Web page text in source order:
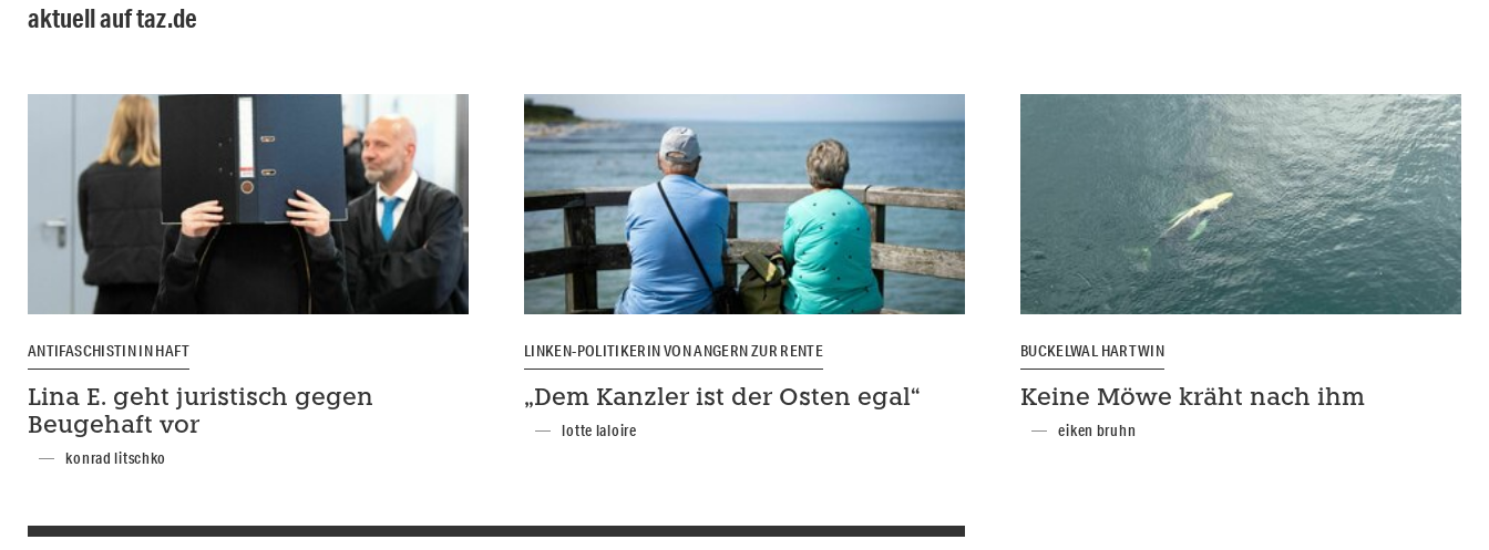
aktuell auf taz.de
ANTIFASCHISTIN IN HAFT
Lina E. geht juristisch gegen
Beugehaft vor
konrad litschko
LINKEN-POLITIKERIN VON ANGERN ZUR RENTE
„Dem Kanzler ist der Osten egal“
lotte laloire
BUCKELWAL HARTWIN
Keine Möwe kräht nach ihm
eiken bruhn